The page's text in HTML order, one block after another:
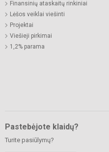
Finansinių ataskaitų rinkiniai
Lėšos veiklai viešinti
Projektai
Viešieji pirkimai
1,2% parama
Pastebėjote klaidų?
Turite pasiūlymų?